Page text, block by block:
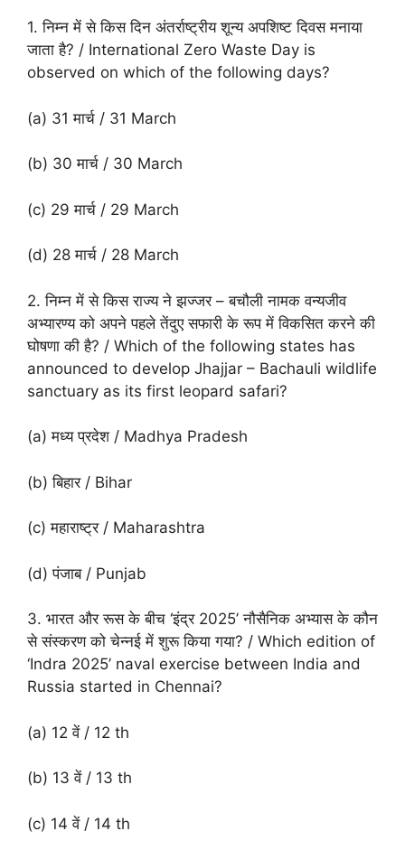
1. निम्न में से किस दिन अंतर्राष्ट्रीय शून्य अपशिष्ट दिवस मनाया
जाता है? / International Zero Waste Day is
observed on which of the following days?
(a) 31 मार्च / 31 March
(b) 30 मार्च / 30 March
(c) 29 मार्च / 29 March
(d) 28 मार्च / 28 March
2. निम्न में से किस राज्य ने झज्जर – बचौली नामक वन्यजीव
अभ्यारण्य को अपने पहले तेंदुए सफारी के रूप में विकसित करने की
घोषणा की है? / Which of the following states has
announced to develop Jhajjar – Bachauli wildlife
sanctuary as its first leopard safari?
(a) मध्य प्रदेश / Madhya Pradesh
(b) बिहार / Bihar
(c) महाराष्ट्र / Maharashtra
(d) पंजाब / Punjab
3. भारत और रूस के बीच ‘इंद्र 2025’ नौसैनिक अभ्यास के कौन
से संस्करण को चेन्नई में शुरू किया गया? / Which edition of
‘Indra 2025’ naval exercise between India and
Russia started in Chennai?
(a) 12 वें / 12 th
(b) 13 वें / 13 th
(c) 14 वें / 14 th